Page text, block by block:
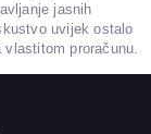
jasnih
uvijek ostalo
proračunu.